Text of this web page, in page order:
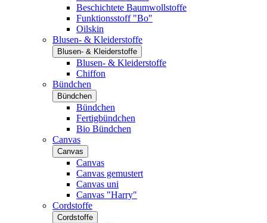
Beschichtete Baumwollstoffe
Funktionsstoff "Bo"
Oilskin
Blusen- & Kleiderstoffe
Blusen- & Kleiderstoffe
Blusen- & Kleiderstoffe
Chiffon
Bündchen
Bündchen
Bündchen
Fertigbündchen
Bio Bündchen
Canvas
Canvas
Canvas
Canvas gemustert
Canvas uni
Canvas "Harry"
Cordstoffe
Cordstoffe